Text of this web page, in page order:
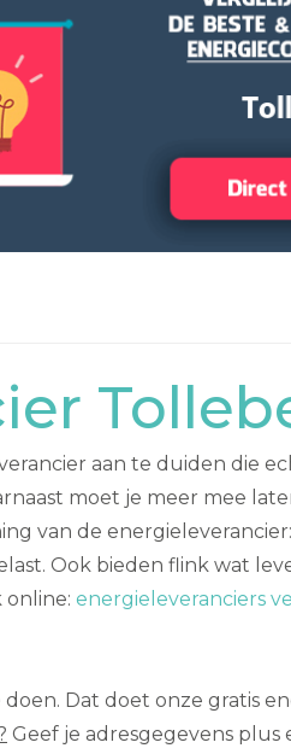
aan te duiden die
moet je meer mee
van de
Ook bieden flink wat
online: energieleveranciers
Dat doet onze gratis
Geef je adresgegevens plus